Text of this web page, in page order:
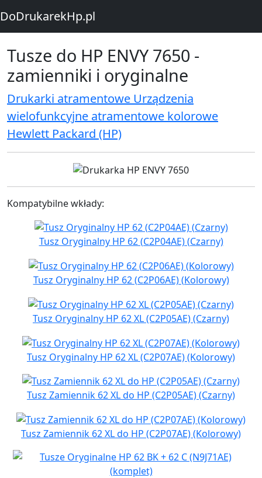
DoDrukarekHp.pl
Tusze do HP ENVY 7650 -
zamienniki i oryginalne
Drukarki atramentowe Urządzenia
wielofunkcyjne atramentowe kolorowe
Hewlett Packard (HP)
Kompatybilne wkłady:
Tusz Oryginalny HP 62 (C2P04AE) (Czarny)
Tusz Oryginalny HP 62 (C2P06AE) (Kolorowy)
Tusz Oryginalny HP 62 XL (C2P05AE) (Czarny)
Tusz Oryginalny HP 62 XL (C2P07AE) (Kolorowy)
Tusz Zamiennik 62 XL do HP (C2P05AE) (Czarny)
Tusz Zamiennik 62 XL do HP (C2P07AE) (Kolorowy)